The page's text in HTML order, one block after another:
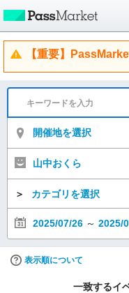
【重要】
開催地を選択
山中おくら
＞ カテゴリを選択
2025/07/26 ～ 2025/
表示順について
一致するイ